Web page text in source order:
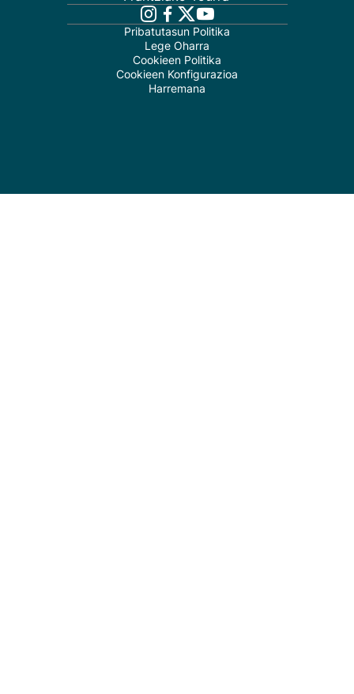
Pribatutasun Politika
Lege Oharra
Cookieen Politika
Cookieen Konfigurazioa
Harremana